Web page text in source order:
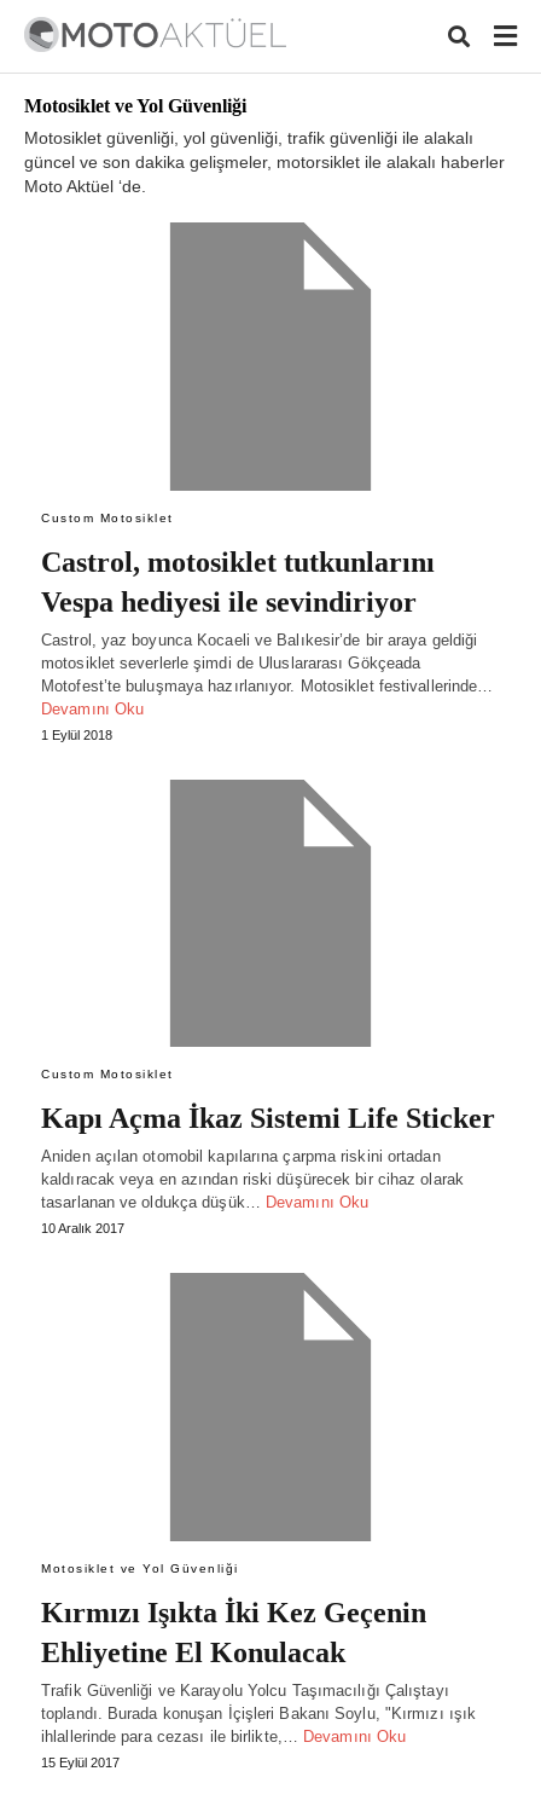
Motosiklet ve Yol Güvenliği
Motosiklet güvenliği, yol güvenliği, trafik güvenliği ile alakalı
güncel ve son dakika gelişmeler, motorsiklet ile alakalı haberler
Moto Aktüel ‘de.
Custom Motosiklet
Castrol, motosiklet tutkunlarını
Vespa hediyesi ile sevindiriyor
Castrol, yaz boyunca Kocaeli ve Balıkesir’de bir araya geldiği
motosiklet severlerle şimdi de Uluslararası Gökçeada
Motofest’te buluşmaya hazırlanıyor. Motosiklet festivallerinde…
Devamını Oku
1 Eylül 2018
Custom Motosiklet
Kapı Açma İkaz Sistemi Life Sticker
Aniden açılan otomobil kapılarına çarpma riskini ortadan
kaldıracak veya en azından riski düşürecek bir cihaz olarak
tasarlanan ve oldukça düşük… Devamını Oku
10 Aralık 2017
Motosiklet ve Yol Güvenliği
Kırmızı Işıkta İki Kez Geçenin
Ehliyetine El Konulacak
Trafik Güvenliği ve Karayolu Yolcu Taşımacılığı Çalıştayı
toplandı. Burada konuşan İçişleri Bakanı Soylu, "Kırmızı ışık
ihlallerinde para cezası ile birlikte,… Devamını Oku
15 Eylül 2017